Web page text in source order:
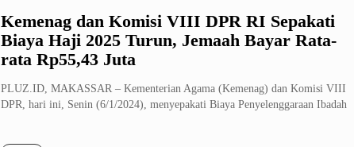
Kemenag dan Komisi VIII DPR RI Sepakati
Biaya Haji 2025 Turun, Jemaah Bayar Rata-
rata Rp55,43 Juta
PLUZ.ID, MAKASSAR – Kementerian Agama (Kemenag) dan Komisi VIII
DPR, hari ini, Senin (6/1/2024), menyepakati Biaya Penyelenggaraan Ibadah